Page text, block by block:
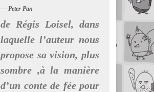
Peter Pan
de Régis Loisel, dans
laquelle l’auteur nous
propose sa vision, plus
sombre ,à la manière
d’un conte de fée pour